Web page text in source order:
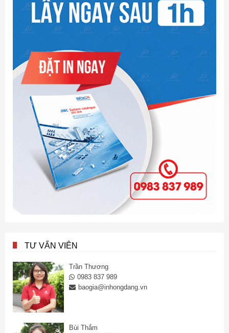
TƯ VẤN VIÊN
Trần Thương
0983 837 989
baogia@inhongdang.vn
Bùi Thắm